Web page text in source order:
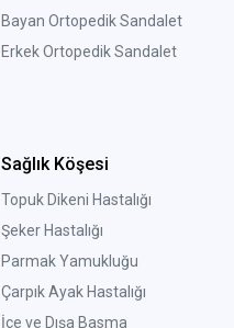
Bayan Ortopedik Sandalet
Erkek Ortopedik Sandalet
Sağlık Köşesi
Topuk Dikeni Hastalığı
Şeker Hastalığı
Parmak Yamukluğu
Çarpık Ayak Hastalığı
İçe ve Dışa Basma